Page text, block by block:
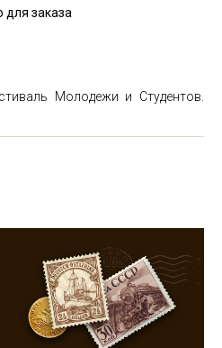
для заказа
Молодежи и Студентов.